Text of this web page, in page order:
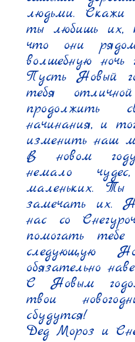
людьми. Скажи
ты любишь их,
что они
волшебную ночь
Пусть Новый
тебя
продолжить
начинания, и
изменить наш
В новом
немало
маленьких. Ты
замечать их.
нас со
помогать
следующую
обязательно
С Новым
твои
сбудутся!
Дед Мороз и